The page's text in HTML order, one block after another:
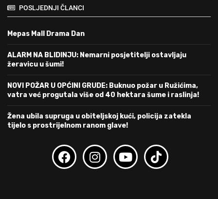
POSLJEDNJI ČLANCI
Mepas Mall Drama Dan
ALARM NA BLIDINJU: Nemarni posjetitelji ostavljaju
žeravicu u šumi!
NOVI POŽAR U OPĆINI GRUDE: Buknuo požar u Ružićima,
vatra već progutala više od 40 hektara šume i raslinja!
Žena ubila supruga u obiteljskoj kući, policija zatekla
tijelo s prostrijelnom ranom glave!